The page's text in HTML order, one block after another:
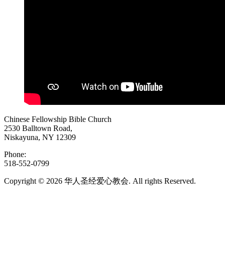
Chinese Fellowship Bible Church
2530 Balltown Road,
Niskayuna, NY 12309
Phone:
518-552-0799
Copyright © 2026 华人圣经爱心教会. All rights Reserved.